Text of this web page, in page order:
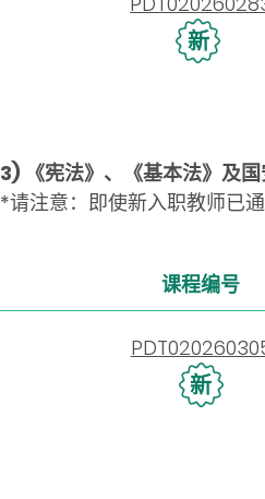
新
3) 《宪法》、《基本法》及
*请注意：即使新入职教师已
课程编号
新